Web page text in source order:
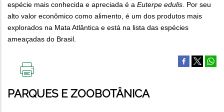
espécie mais conhecida e apreciada é a Euterpe edulis . Por seu
alto valor econômico como alimento, é um dos produtos mais
explorados na Mata Atlântica e está na lista das espécies
ameaçadas do Brasil.
ESTA
PÁGINA
PARQUES E ZOOBOTÂNICA